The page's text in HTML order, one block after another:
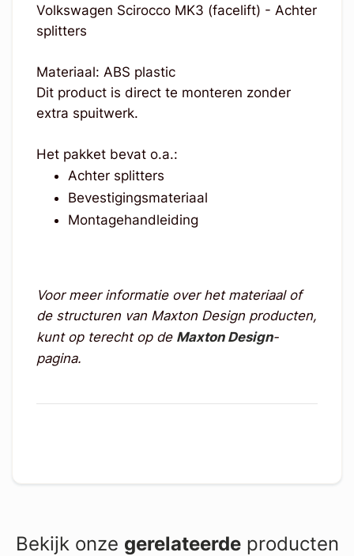
Volkswagen Scirocco MK3 (facelift) - Achter
splitters
Materiaal: ABS plastic
Dit product is direct te monteren zonder
extra spuitwerk.
Het pakket bevat o.a.:
Achter splitters
Bevestigingsmateriaal
Montagehandleiding
Voor meer informatie over het materiaal of
de structuren van Maxton Design producten,
kunt op terecht op de Maxton Design-
pagina.
Bekijk onze gerelateerdeproducten